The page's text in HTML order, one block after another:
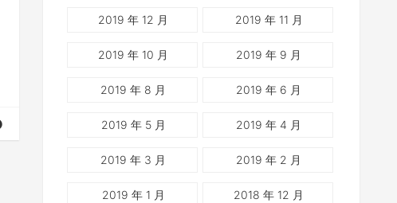
2019 年 12 月 2019 年 11 月
2019 年 10 月 2019 年 9 月
2019 年 8 月 2019 年 6 月
2019 年 5 月 2019 年 4 月
2019 年 3 月 2019 年 2 月
2019 年 1 月 2018 年 12 月